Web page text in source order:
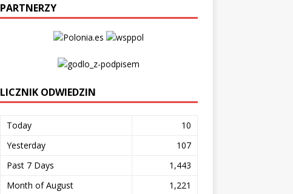
PARTNERZY
LICZNIK ODWIEDZIN
Today
10
Yesterday
107
Past 7 Days
1,443
Month of August
1,221